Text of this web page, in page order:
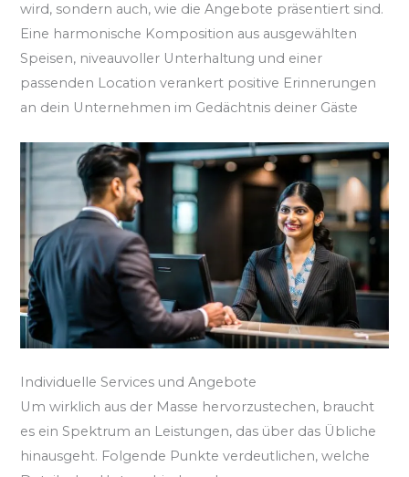
wird, sondern auch, wie die Angebote präsentiert sind.
Eine harmonische Komposition aus ausgewählten
Speisen, niveauvoller Unterhaltung und einer
passenden Location verankert positive Erinnerungen
an dein Unternehmen im Gedächtnis deiner Gäste
Individuelle Services und Angebote
Um wirklich aus der Masse hervorzustechen, braucht
es ein Spektrum an Leistungen, das über das Übliche
hinausgeht. Folgende Punkte verdeutlichen, welche